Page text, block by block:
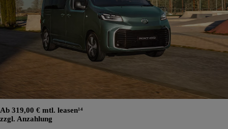
Ab 319,00 € mtl. leasen¹⁴
zzgl. Anzahlung